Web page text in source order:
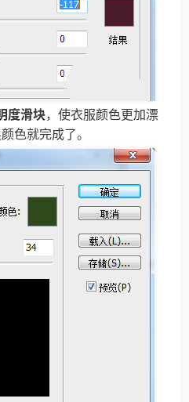
度滑块，使衣服颜色更加漂
色就完成了。